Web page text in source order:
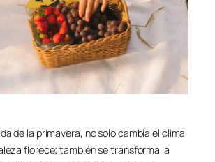
de la primavera, no solo cambia el clima
florece; también se transforma la